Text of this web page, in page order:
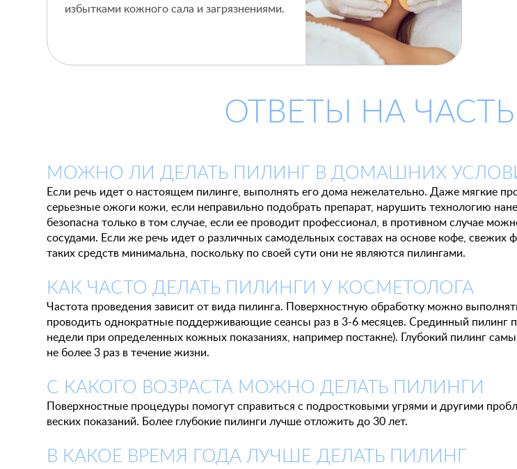
избытками кожного сала и загрязнениями.
ОТВЕТЫ НА
МОЖНО ЛИ ДЕЛАТЬ ПИЛИНГ В ДОМАШНИХ
Если речь идет о настоящем пилинге, выполнять его дома нежелательно. Даже мягкие
серьезные ожоги кожи, если неправильно подобрать препарат, нарушить технологию
безопасна только в том случае, если ее проводит профессионал, в противном случае
сосудами. Если же речь идет о различных самодельных составах на основе кофе,
таких средств минимальна, поскольку по своей сути они не являются пилингами.
КАК ЧАСТО ДЕЛАТЬ ПИЛИНГИ У КОСМЕТОЛОГА
Частота проведения зависит от вида пилинга. Поверхностную обработку можно
проводить однократные поддерживающие сеансы раз в 3-6 месяцев. Срединный пилинг
недели при определенных кожных показаниях, например постакне). Глубокий пилинг
не более 3 раз в течение жизни.
С КАКОГО ВОЗРАСТА МОЖНО ДЕЛАТЬ ПИЛИНГИ
Поверхностные процедуры помогут справиться с подростковыми угрями и другими
веских показаний. Более глубокие пилинги лучше отложить до 30 лет.
В КАКОЕ ВРЕМЯ ГОДА ЛУЧШЕ ДЕЛАТЬ ПИЛИНГ